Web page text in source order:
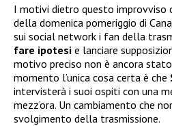
I motivi dietro questo improvviso
della domenica pomeriggio di
sui social network i fan della
fare ipotesi e lanciare
motivo preciso non è ancora
momento l’unica cosa certa è che
intervisterà i suoi ospiti con una
mezz’ora. Un cambiamento che
svolgimento della trasmissione.